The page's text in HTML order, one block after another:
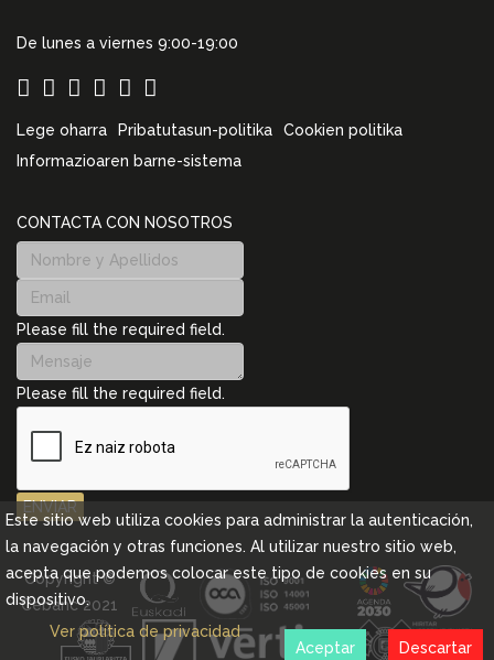
De lunes a viernes 9:00-19:00
Lege oharra Pribatutasun-politika
Cookien politika
Informazioaren barne-sistema
CONTACTA CON NOSOTROS
Please fill the required field.
Please fill the required field.
ENVIAR
Copyright ©
Cebanc 2021
Este sitio web utiliza cookies para administrar la autenticación,
la navegación y otras funciones. Al utilizar nuestro sitio web,
acepta que podemos colocar este tipo de cookies en su
dispositivo.
Ver política de privacidad
Descartar
Aceptar